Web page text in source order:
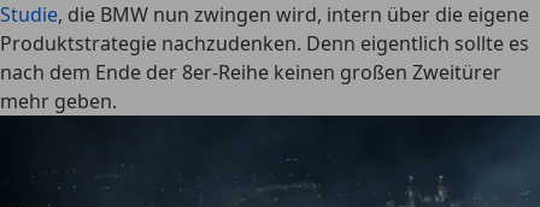
Studie, die BMW nun zwingen wird, intern über die eigene
Produktstrategie nachzudenken. Denn eigentlich sollte es
nach dem Ende der 8er-Reihe keinen großen Zweitürer
mehr geben.